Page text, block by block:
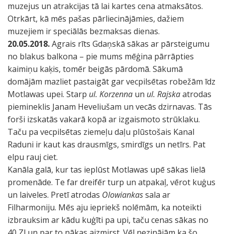
muzejus un atrakcijas tā lai kartes cena atmaksātos.
Otrkārt, kā mēs pašas pārliecinājāmies, dažiem
muzejiem ir speciālās bezmaksas dienas.
20.05.2018.Agrais rīts Gdaņskā sākas ar pārsteigumu
no blakus balkona – pie mums mēģina pārrāpties
kaimiņu kaķis, tomēr beigās pārdomā. Sākumā
domājām mazliet pastaigāt gar vecpilsētas robežām īdz
Motlawas upei. Starp ul. Korzenna un ul. Rajskaatrodas
piemineklis Janam Heveliušam un vecās dzirnavas. Tās
forši izskatās vakarā kopā ar izgaismoto strūklaku.
Taču pa vecpilsētas ziemeļu daļu plūstošais Kanal
Raduni ir kaut kas drausmīgs, smirdīgs un netīrs. Pat
elpu rauj ciet.
Kanāla galā, kur tas ieplūst Motlawas upē sākas lielā
promenāde. Te far dreifēr turp un atpakaļ, vērot kuģus
un laiveles. Pretī atrodas Olowiankassala ar
Filharmoniju. Mēs aju iepriekš nolēmām, ka noteikti
izbrauksim ar kādu kuģīti pa upi, taču cenas sākas no